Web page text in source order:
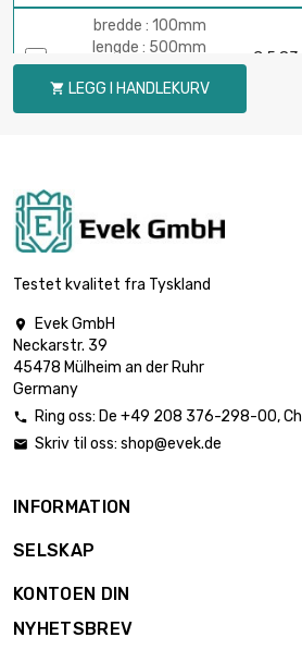
bredde : 100mm
lengde : 500mm
Tykkelse / styrke :
1mm
€ 5.83
bredde : 100mm
Tykkelse / styrke : 1mm
bredde : 100mm
lengde : 800mm
Tykkelse / styrke :
lengde : 900mm
1mm
lengde : 1000mm
lengde : 150mm
 LEGG I HANDLEKURV
Testet kvalitet fra Tyskland

Evek GmbH
Neckarstr. 39
45478 Mülheim an der Ruhr
Germany
 Ring oss: De +49 208 376-298-00, Ch
 Skriv til oss: shop@evek.de
INFORMATION
SELSKAP
KONTOEN DIN
NYHETSBREV